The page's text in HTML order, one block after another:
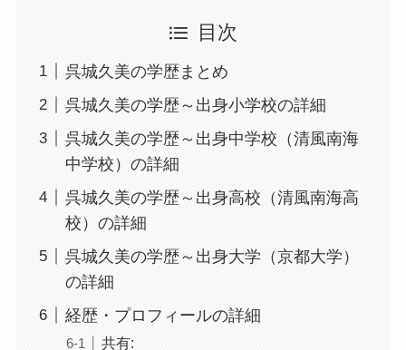
目次
呉城久美の学歴まとめ
呉城久美の学歴～出身小学校の詳細
呉城久美の学歴～出身中学校（清風南海
中学校）の詳細
呉城久美の学歴～出身高校（清風南海高
校）の詳細
呉城久美の学歴～出身大学（京都大学）
の詳細
経歴・プロフィールの詳細
共有: